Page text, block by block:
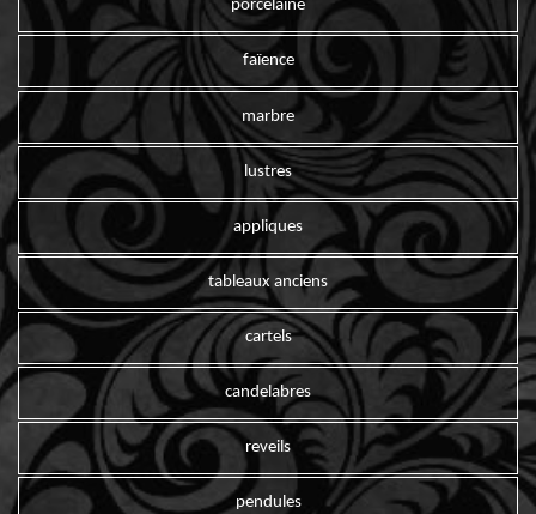
porcelaine
faïence
marbre
lustres
appliques
tableaux anciens
cartels
candelabres
reveils
pendules